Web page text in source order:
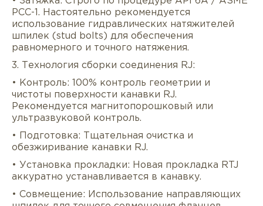
PCC-1. Настоятельно рекомендуется
использование гидравлических натяжителей
шпилек (stud bolts) для обеспечения
равномерного и точного натяжения.
3. Технология сборки соединения RJ:
• Контроль: 100% контроль геометрии и
чистоты поверхности канавки RJ.
Рекомендуется магнитопорошковый или
ультразвуковой контроль.
• Подготовка: Тщательная очистка и
обезжиривание канавки RJ.
• Установка прокладки: Новая прокладка RTJ
аккуратно устанавливается в канавку.
• Совмещение: Использование направляющих